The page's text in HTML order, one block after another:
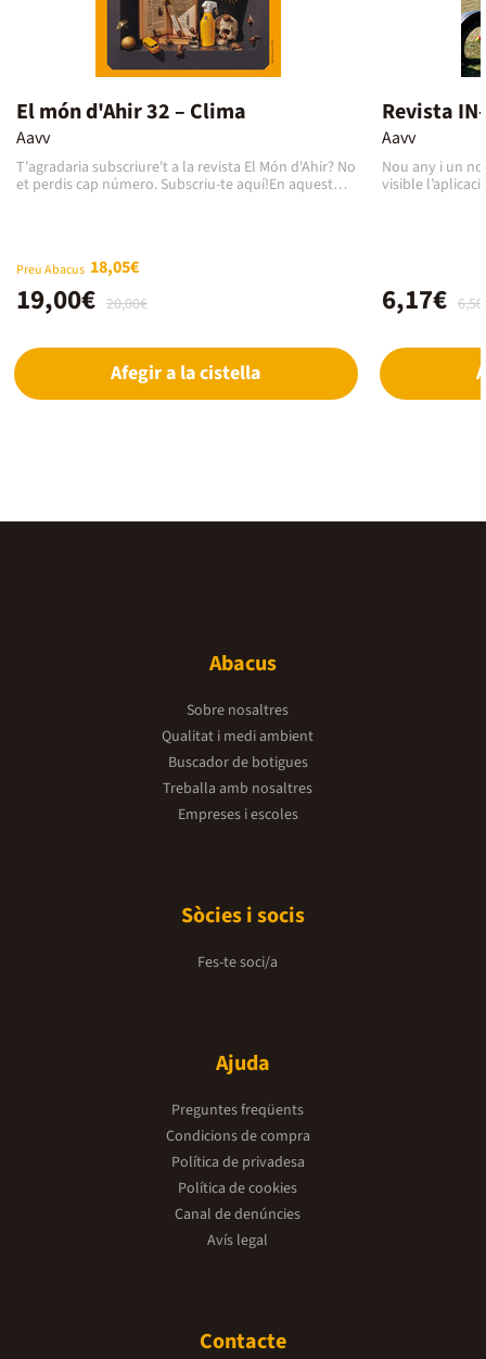
El món d'Ahir 32 – Clima
Aavv
T'agradaria subscriure't a la revista El Món d'Ahir? No
et perdis cap número. Subscriu-te aquí!En aquest
animals climàtics. La nostra vida s’organitza al
voltant de les estacions, i mirem el cel tant si no plou
com si plou massa, en cerca de respostes.
Preu Abacus 18,05€
20,00€
19,00€
Afegir a la cistella
Revista
Aavv
Nou any i un
visible
6,17€
Abacus
Sobre nosaltres
Qualitat i medi ambient
Buscador de botigues
Treballa amb nosaltres
Empreses i escoles
Sòcies i socis
Fes-te soci/a
Ajuda
Preguntes freqüents
Condicions de compra
Política de privadesa
Política de cookies
Canal de denúncies
Avís legal
Contacte